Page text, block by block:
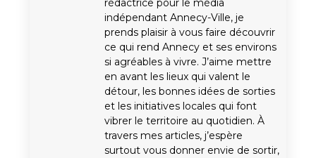
rédactrice pour le média
indépendant Annecy-Ville, je
prends plaisir à vous faire découvrir
ce qui rend Annecy et ses environs
si agréables à vivre. J’aime mettre
en avant les lieux qui valent le
détour, les bonnes idées de sorties
et les initiatives locales qui font
vibrer le territoire au quotidien. À
travers mes articles, j’espère
surtout vous donner envie de sortir,